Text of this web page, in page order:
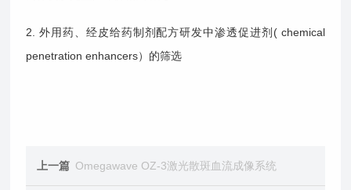
2. 外用药、经皮给药制剂配方研发中渗透促进剂( chemical
penetration enhancers）的筛选
上一篇 Omegawave OZ-3激光散斑血流成像系统